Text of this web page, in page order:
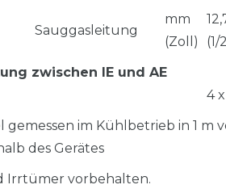
Sauggasleitung
mm
(Zoll)
(1/
zwischen IE und AE
4
im Kühlbetrieb in 1 m
des Gerätes
Irrtümer vorbehalten.